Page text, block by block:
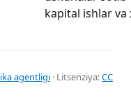
kapital ishlar
agentligi · Litsenziya:CC